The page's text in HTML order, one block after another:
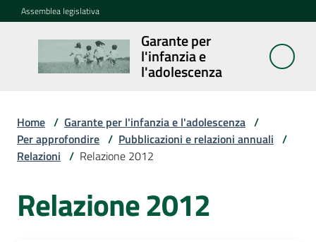
Vai al contenuto
Vai alla navigazione
Vai al footer
Assemblea legislativa
Garante per
l'infanzia e
l'adolescenza
Garante per
l'infanzia e
l'adolescenza
Cosa
fa
Notizie
Home / Garante per l'infanzia e l'adolescenza /
Per approfondire / Pubblicazioni e relazioni annuali /
Relazioni / Relazione 2012
Relazione 2012